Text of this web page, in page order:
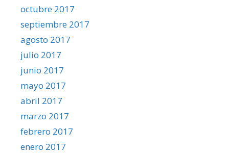
octubre 2017
septiembre 2017
agosto 2017
julio 2017
junio 2017
mayo 2017
abril 2017
marzo 2017
febrero 2017
enero 2017